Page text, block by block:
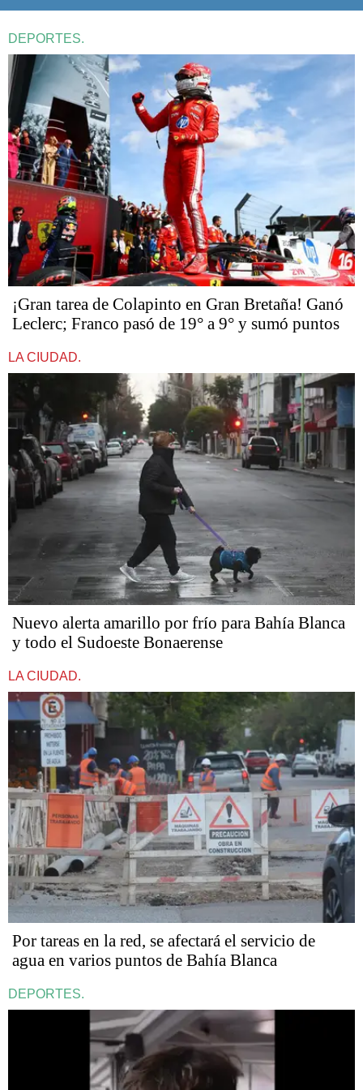
DEPORTES.
¡Gran tarea de Colapinto en Gran Bretaña! Ganó
Leclerc; Franco pasó de 19° a 9° y sumó puntos
LA CIUDAD.
Nuevo alerta amarillo por frío para Bahía Blanca
y todo el Sudoeste Bonaerense
LA CIUDAD.
Por tareas en la red, se afectará el servicio de
agua en varios puntos de Bahía Blanca
DEPORTES.